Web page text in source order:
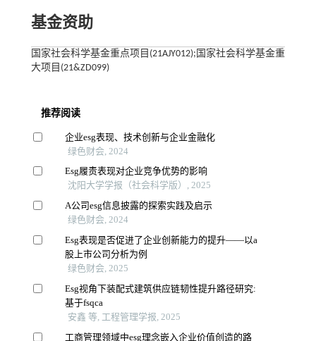
基金资助
国家社会科学基金重点项目(21AJY012);国家社会科学基金重
大项目(21&ZD099)